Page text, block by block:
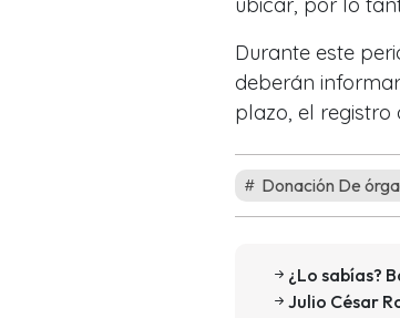
ubicar, por lo
Durante este
deberán
plazo, el registro
Donación De
¿Lo sabías?
Julio César